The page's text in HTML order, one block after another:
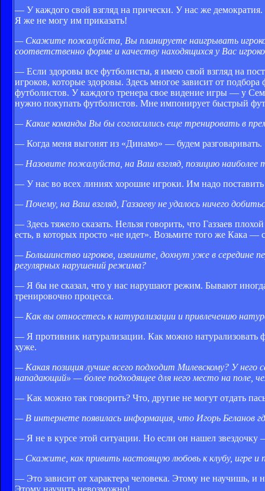
— У каждого свой взгляд на прически. У нас же
Я же не могу им приказать!
— Скажите пожалуйста, Вы планируете наигрывать
соответственно форме и качеству находящихся у Вас
— Если здоровы все футболисты, я имею свой взгляд на
игроков, которые здоровы. Здесь многое зависит от
футболистов. У каждого тренера свое видение игры — у
нужно покупать футболистов. Мне импонирует быстрый
— Какие команды Вы бы согласились еще тренировать в
— Когда меня выгонят из «Динамо» — будем разговаривать.
— Назовите пожалуйста, на Ваш взгляд, позицию наиболее
— У нас во всех линиях хорошие игроки. Им надо
— Почему, на Ваш взгляд, Газзаеву не удалось ничего
— Здесь тяжело сказать. Нельзя говорить, что Газзаев
есть, в которых просто «не идет». Возьмите того же Кака
— Большинство игроков, извините, дохнут уже в середине
регулярных нарушений режима?
— Я бы не сказал, что у нас нарушают режим. Бывают
тренировочно процесса.
— Как вы относетесь к натурализации и привлечению
— Я противник натурализации. Как можно натурализовать
хуже.
— Какая позиция лучше всего подходит Милевскому? У
нападающий» — более подходящее для него место на поле,
— Как можно так говорить? Что, другие не могут отдать
— В интернете появилась информация, что Игорь Беланов
— Я не в курсе этой ситуации. Но если он нашел звездочку
— Скажите, как привить настоящую любовь к клубу, игре
— Это зависит от характера человека. Этому не научишь, и
Этому научить невозможно!